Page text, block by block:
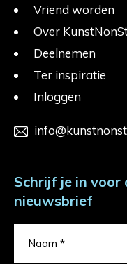
Vriend worden
Over
Deelnemen
Ter inspiratie
Inloggen
Schrijf je in voor
nieuwsbrief